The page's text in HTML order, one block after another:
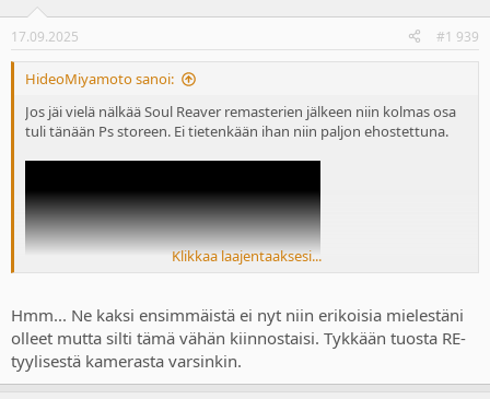
s
:
17.09.2025 #1 939
HideoMiyamoto sanoi:
Jos jäi vielä nälkää Soul Reaver remasterien jälkeen niin kolmas osa
tuli tänään Ps storeen. Ei tietenkään ihan niin paljon ehostettuna.
Klikkaa laajentaaksesi...
Hmm... Ne kaksi ensimmäistä ei nyt niin erikoisia mielestäni
olleet mutta silti tämä vähän kiinnostaisi. Tykkään tuosta RE-
tyylisestä kamerasta varsinkin.